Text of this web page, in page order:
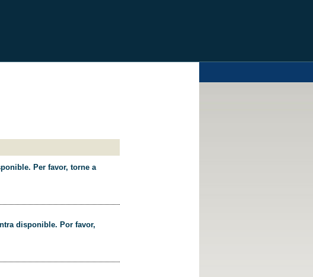
Per favor, torne a
disponible. Por favor,